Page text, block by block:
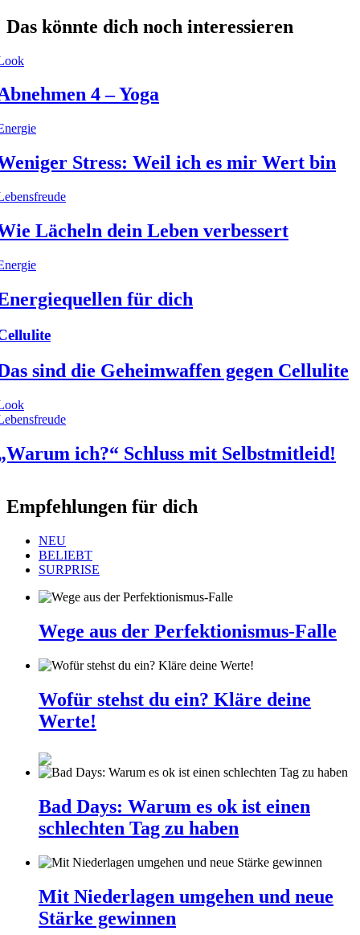
Das könnte dich noch interessieren
4 – Yoga
Stress: Weil ich es mir Wert bin
Lächeln dein Leben verbessert
für dich
sind die Geheimwaffen gegen Cellulite
ich?“ Schluss mit Selbstmitleid!
Empfehlungen für dich
NEU
BELIEBT
SURPRISE
Wege aus der Perfektionismus-Falle
Wofür stehst du ein? Kläre deine
Werte!
Bad Days: Warum es ok ist einen
schlechten Tag zu haben
Mit Niederlagen umgehen und neue
Stärke gewinnen